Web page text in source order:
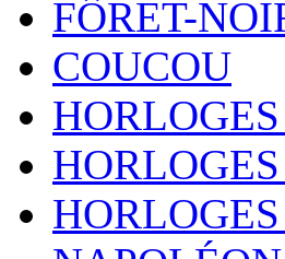
FÔRET-
COUCOU